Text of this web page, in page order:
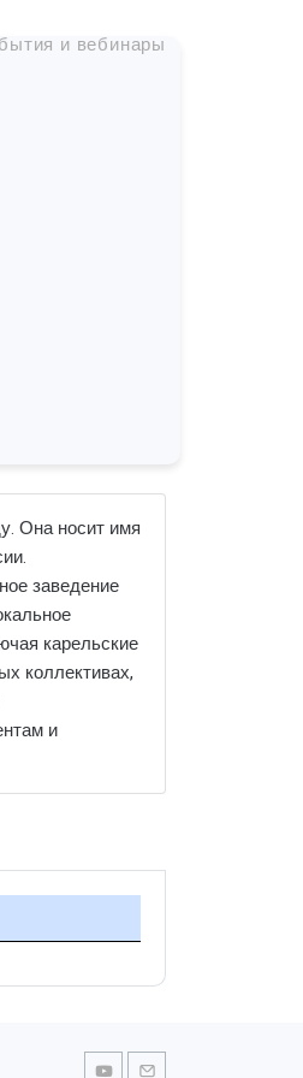
и вебинары
Она носит имя
заведение
карельские
коллективах,
и